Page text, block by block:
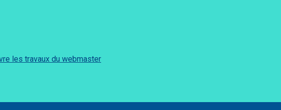
les travaux du webmaster